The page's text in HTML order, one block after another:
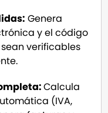
Genera
y el código
verificables
Calcula
(IVA,